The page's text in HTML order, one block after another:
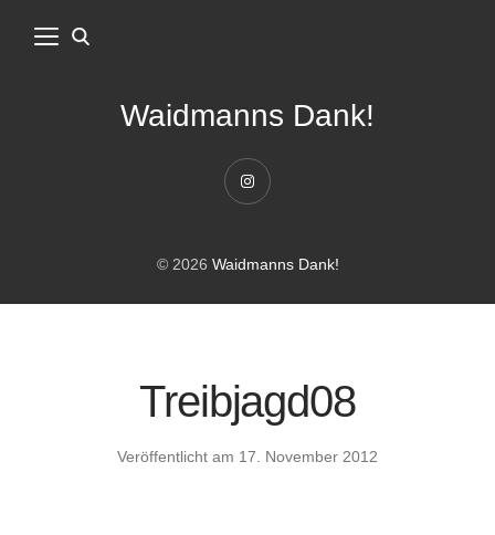
Waidmanns Dank!
Instagram
© 2026 Waidmanns Dank!
Treibjagd08
Veröffentlicht am 17. November 2012